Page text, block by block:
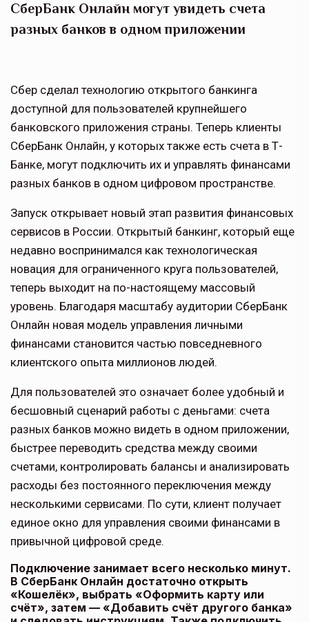
СберБанк Онлайн могут увидеть счета
разных банков в одном приложении
Сбер сделал технологию открытого банкинга
доступной для пользователей крупнейшего
банковского приложения страны. Теперь клиенты
СберБанк Онлайн, у которых также есть счета в Т-
Банке, могут подключить их и управлять финансами
разных банков в одном цифровом пространстве.
Запуск открывает новый этап развития финансовых
сервисов в России. Открытый банкинг, который еще
недавно воспринимался как технологическая
новация для ограниченного круга пользователей,
теперь выходит на по-настоящему массовый
уровень. Благодаря масштабу аудитории СберБанк
Онлайн новая модель управления личными
финансами становится частью повседневного
клиентского опыта миллионов людей.
Для пользователей это означает более удобный и
бесшовный сценарий работы с деньгами: счета
разных банков можно видеть в одном приложении,
быстрее переводить средства между своими
счетами, контролировать балансы и анализировать
расходы без постоянного переключения между
несколькими сервисами. По сути, клиент получает
единое окно для управления своими финансами в
привычной цифровой среде.
Подключение занимает всего несколько минут.
В СберБанк Онлайн достаточно открыть
«Кошелёк», выбрать «Оформить карту или
счёт», затем — «Добавить счёт другого банка»